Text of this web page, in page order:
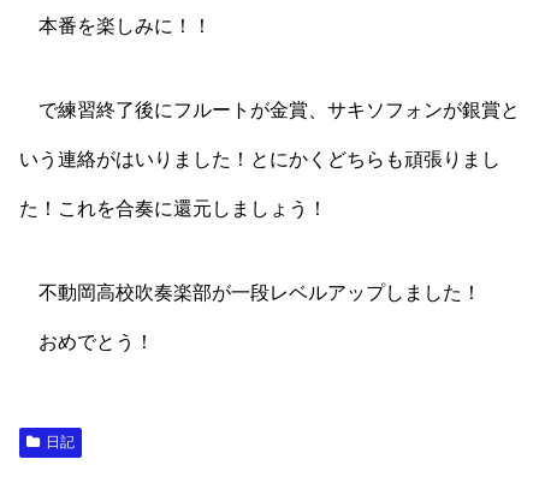
本番を楽しみに！！
で練習終了後にフルートが金賞、サキソフォンが銀賞と
いう連絡がはいりました！とにかくどちらも頑張りまし
た！これを合奏に還元しましょう！
不動岡高校吹奏楽部が一段レベルアップしました！
おめでとう！
日記